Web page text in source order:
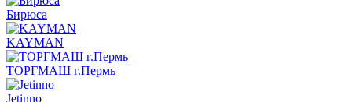
Бирюса
KAYMAN
ТОРГМАШ г.Пермь
Jetinno